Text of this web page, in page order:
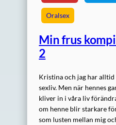
Oralsex
Min frus
2
Kristina och jag har
sexliv. Men när hennes
kliver in i våra liv
om henne blir starkare
som lusten mellan mig